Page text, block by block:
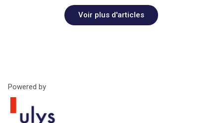
Voir plus d'articles
Powered by